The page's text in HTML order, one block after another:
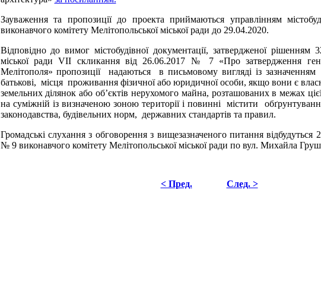
Зауваження та пропозиції до проекта приймаються управлінням
виконавчого комітету Мелітопольської міської ради до 29.04.2020.
Відповідно до вимог містобудівної документації, затвердженої рішенням
міської ради VІІ скликання від 26.06.2017 № 7 «Про затвердження
Мелітополя» пропозиції надаються
в письмовому вигляді із
батькові, місця проживання фізичної або юридичної особи, якщо вони є
земельних ділянок або об’єктів нерухомого майна, розташованих в межах
на суміжній із визначеною зоною території і повинні містити
законодавства, будівельних норм, державних стандартів та правил.
Громадські слухання з обговорення з вищезазначеного питання відбудуться
№ 9 виконавчого комітету Мелітопольської міської ради по вул. Михайла
< Пред. След. >